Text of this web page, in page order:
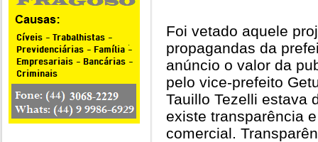
Foi vetado aquele
propagandas da
anúncio o valor da
pelo vice-prefeito
Tauillo Tezelli estava
existe transparência
comercial.